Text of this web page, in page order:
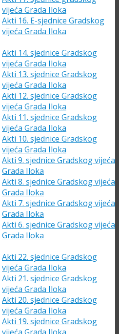
vijeća Grada Iloka
Akti 16. E-sjednice Gradskog
vijeća Grada Iloka
Akti 14. sjednice Gradskog
vijeća Grada Iloka
Akti 13. sjednice Gradskog
vijeća Grada Iloka
Akti 12. sjednice Gradskog
vijeća Grada Iloka
Akti 11. sjednice Gradskog
vijeća Grada Iloka
Akti 10. sjednice Gradskog
vijeća Grada Iloka
Akti 9. sjednice Gradskog vijeća
Grada Iloka
Akti 8. sjednice Gradskog vijeća
Grada Iloka
Akti 7. sjednice Gradskog vijeća
Grada Iloka
Akti 6. sjednice Gradskog vijeća
Grada Iloka
Akti 22. sjednice Gradskog
vijeća Grada Iloka
Akti 21. sjednice Gradskog
vijeća Grada Iloka
Akti 20. sjednice Gradskog
vijeća Grada Iloka
Akti 19. sjednice Gradskog